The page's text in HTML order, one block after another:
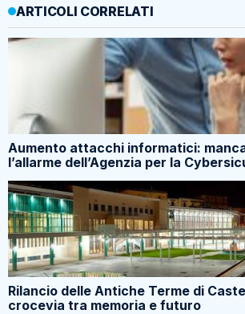
ARTICOLI CORRELATI
Aumento attacchi informatici:
l’allarme dell’Agenzia per la
Rilancio delle Antiche Terme di
crocevia tra memoria e futuro